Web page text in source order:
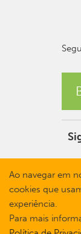
Ao navegar em
cookies que
experiência.
Para mais